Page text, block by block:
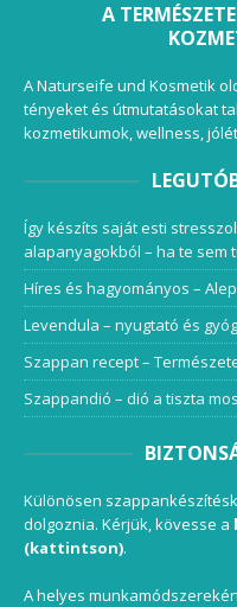
A
A Naturseife und Kosmetik
tényeket és útmutatásokat
kozmetikumok, wellness,
Így készíts saját esti
alapanyagokból – ha te sem
Híres és hagyományos –
Levendula – nyugtató és
Szappan recept –
Szappandió – dió a tiszta
Különösen
dolgoznia. Kérjük, kövesse a
(kattintson).
A helyes